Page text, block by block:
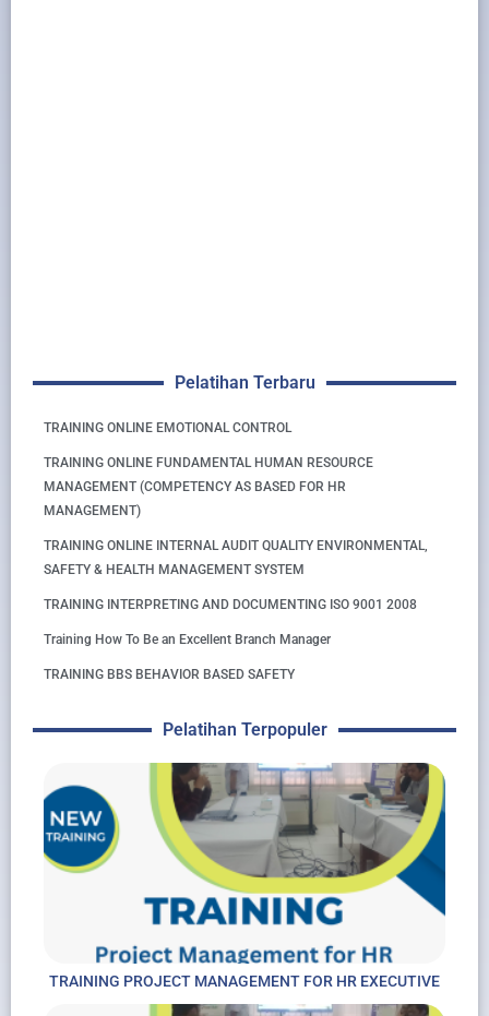
Pelatihan Terbaru
TRAINING ONLINE EMOTIONAL CONTROL
TRAINING ONLINE FUNDAMENTAL HUMAN RESOURCE
MANAGEMENT (COMPETENCY AS BASED FOR HR
MANAGEMENT)
TRAINING ONLINE INTERNAL AUDIT QUALITY ENVIRONMENTAL,
SAFETY & HEALTH MANAGEMENT SYSTEM
TRAINING INTERPRETING AND DOCUMENTING ISO 9001 2008
Training How To Be an Excellent Branch Manager
TRAINING BBS BEHAVIOR BASED SAFETY
Pelatihan Terpopuler
TRAINING PROJECT MANAGEMENT FOR HR EXECUTIVE